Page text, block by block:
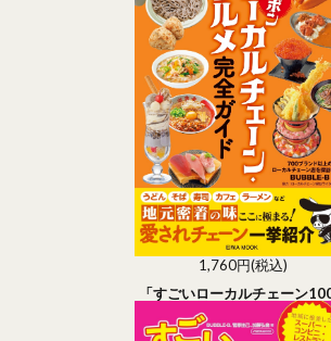
1,760円(税込)
「すごいローカルチェーン100